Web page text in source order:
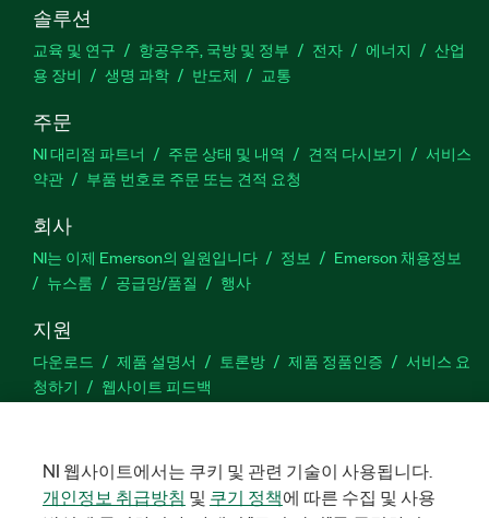
솔루션
교육 및 연구 항공우주, 국방 및 정부 전자 에너지
산업
용 장비
생명 과학 반도체 교통
주문
NI 대리점 파트너 주문 상태 및 내역 견적 다시보기
서비스
약관
부품 번호로 주문 또는 견적 요청
회사
NI는 이제 Emerson의 일원입니다 정보
Emerson 채용정보
뉴스룸
공급망/품질 행사
지원
다운로드 제품 설명서 토론방 제품 정품인증
서비스 요
청하기
웹사이트 피드백
NI 웹사이트에서는 쿠키 및 관련 기술이 사용됩니다.
개인정보 취급방침 및 쿠기 정책에 따른 수집 및 사용